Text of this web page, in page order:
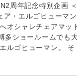
周年記念特別企画 ＜
ア・エルゴヒューマン
オシャレチェアマッ
多ショールームでも
ルゴヒューマン。 そ